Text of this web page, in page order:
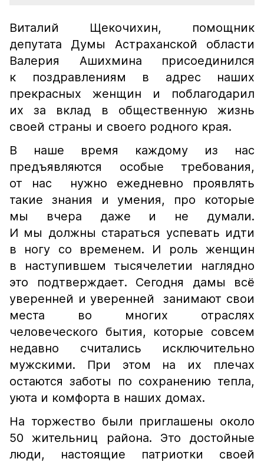
Виталий Щекочихин, помощник
депутата Думы Астраханской области
Валерия Ашихмина присоединился
к поздравлениям в адрес наших
прекрасных женщин и поблагодарил
их за вклад в общественную жизнь
своей страны и своего родного края.
В наше время каждому из нас
предъявляются особые требования,
от нас нужно ежедневно проявлять
такие знания и умения, про которые
мы вчера даже и не думали.
И мы должны стараться успевать идти
в ногу со временем. И роль женщин
в наступившем тысячелетии наглядно
это подтверждает. Сегодня дамы всё
уверенней и уверенней занимают свои
места во многих отраслях
человеческого бытия, которые совсем
недавно считались исключительно
мужскими. При этом на их плечах
остаются заботы по сохранению тепла,
уюта и комфорта в наших домах.
На торжество были приглашены около
50 жительниц района. Это достойные
люди, настоящие патриотки своей